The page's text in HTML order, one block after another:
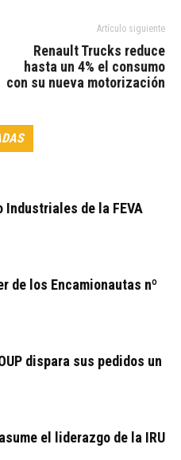
Artículo siguiente
Renault Trucks reduce
hasta un 4% el consumo
con su nueva motorización
Industriales de la FEVA
de los Encamionautas nº
dispara sus pedidos un
el liderazgo de la IRU